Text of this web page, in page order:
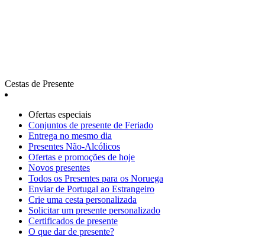
Cestas de Presente
Ofertas especiais
Сonjuntos de presente de Feriado
Entrega no mesmo dia
Presentes Não-Alcólicos
Ofertas e promoções de hoje
Novos presentes
Todos os Presentes para os Noruega
Enviar de Portugal ao Estrangeiro
Crie uma cesta personalizada
Solicitar um presente personalizado
Certificados de presente
O que dar de presente?